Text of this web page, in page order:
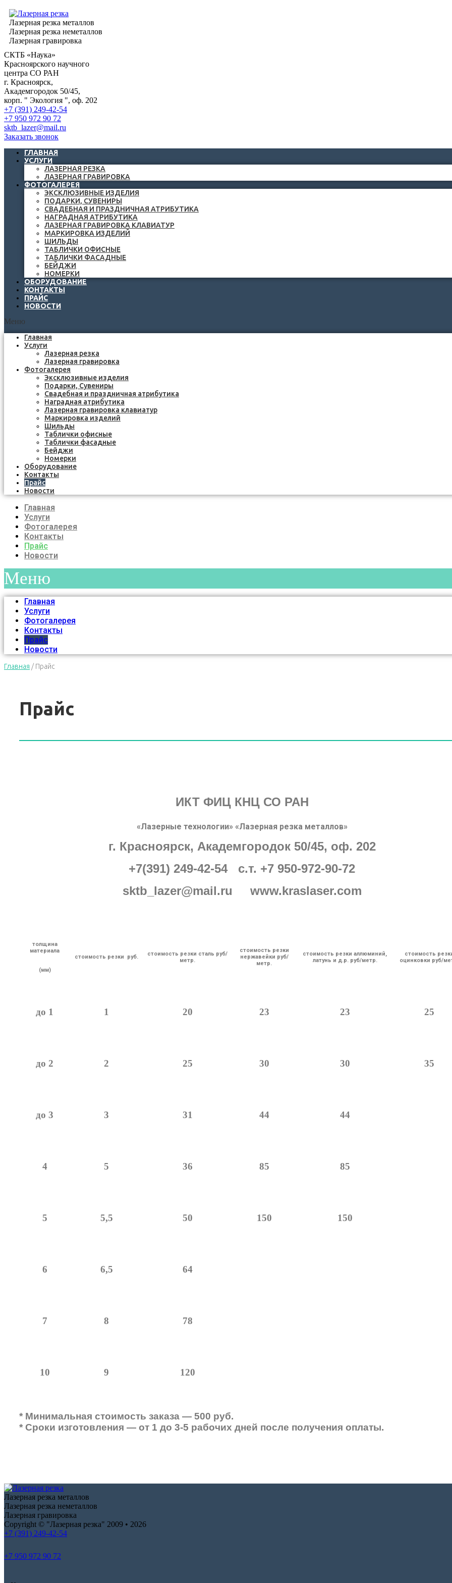
Лазерная резка металлов
Лазерная резка неметаллов
Лазерная гравировка
СКТБ «Наука»
Красноярского научного
центра СО РАН
г. Красноярск,
Академгородок 50/45,
корп. " Экология ", оф. 202
+7 (391) 249-42-54
+7 950 972 90 72
sktb_lazer@mail.ru
Заказать звонок
ГЛАВНАЯ
УСЛУГИ
ЛАЗЕРНАЯ РЕЗКА
ЛАЗЕРНАЯ ГРАВИРОВКА
ФОТОГАЛЕРЕЯ
ЭКСКЛЮЗИВНЫЕ ИЗДЕЛИЯ
ПОДАРКИ, СУВЕНИРЫ
СВАДЕБНАЯ И ПРАЗДНИЧНАЯ АТРИБУТИКА
НАГРАДНАЯ АТРИБУТИКА
ЛАЗЕРНАЯ ГРАВИРОВКА КЛАВИАТУР
МАРКИРОВКА ИЗДЕЛИЙ
ШИЛЬДЫ
ТАБЛИЧКИ ОФИСНЫЕ
ТАБЛИЧКИ ФАСАДНЫЕ
БЕЙДЖИ
НОМЕРКИ
ОБОРУДОВАНИЕ
КОНТАКТЫ
ПРАЙС
НОВОСТИ
Меню
Главная
Услуги
Лазерная резка
Лазерная гравировка
Фотогалерея
Эксклюзивные изделия
Подарки, Сувениры
Свадебная и праздничная атрибутика
Наградная атрибутика
Лазерная гравировка клавиатур
Маркировка изделий
Шильды
Таблички офисные
Таблички фасадные
Бейджи
Номерки
Оборудование
Контакты
Прайс
Новости
Главная
Услуги
Фотогалерея
Контакты
Прайс
Новости
Меню
Главная
Услуги
Фотогалерея
Контакты
Прайс
Новости
Главная / Прайс
Прайс
ИКТ ФИЦ КНЦ СО РАН
«Лазерные технологии» «Лазерная резка металлов»
г. Красноярск, Академгородок 50/45, оф. 202
+7(391) 249-42-54 с.т. +7 950-972-90-72
sktb_lazer@mail.ru www.kraslaser.com
толщина
материала
(мм)
стоимость резки руб.
стоимость резки сталь руб/
метр.
стоимость резки
нержавейки руб/
метр.
стоимость резки аллюминий,
латунь и д.р. руб/метр.
стоимость
оцинковки руб/
до 1 1 20 23 23 25
до 2 2 25 30 30 35
до 3 3 31 44 44
4 5 36 85 85
5 5,5 50 150 150
6 6,5 64
7 8 78
10 9 120
* Минимальная стоимость заказа — 500 руб.
* Сроки изготовления — от 1 до 3-5 рабочих дней после получения оплаты.
Лазерная резка металлов
Лазерная резка неметаллов
Лазерная гравировка
Copyright © "Лазерная резка" 2009 • 2026
+7 (391) 249-42-54
+7 950 972 90 72